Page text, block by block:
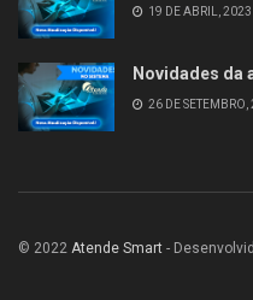
19 DE ABRIL, 2023
Novidades da
26 DE SETEMBRO,
© 2022 Atende Smart -